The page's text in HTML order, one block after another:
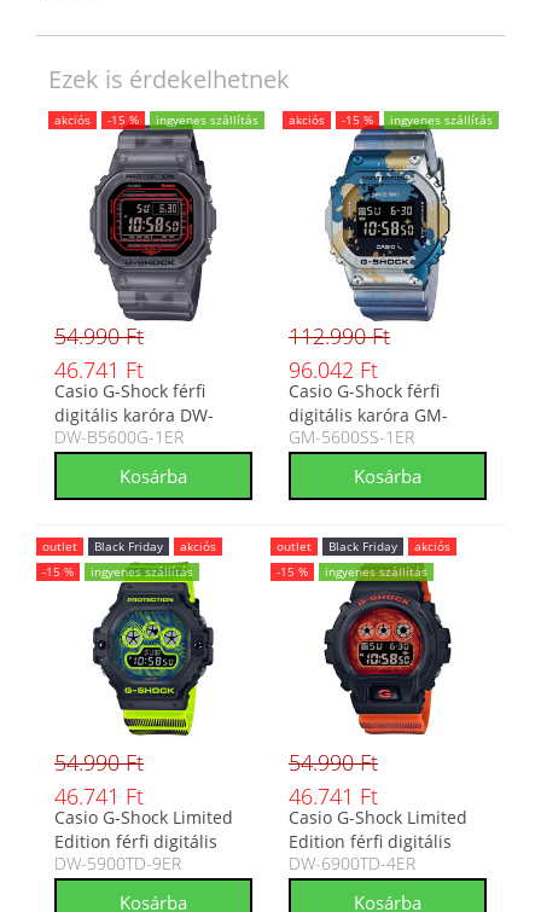
Ezek is érdekelhetnek
akciós -15 % ingyenes szállítás
54.990 Ft
46.741 Ft
Casio G-Shock férfi
digitális karóra DW-
B5600G-1ER
DW-B5600G-1ER
akciós -15 % ingyenes szállítás
112.990 Ft
96.042 Ft
Casio G-Shock férfi
digitális karóra GM-
5600SS-1ER
GM-5600SS-1ER
outlet Black Friday
akciós
-15 %
ingyenes szállítás
54.990 Ft
46.741 Ft
Casio G-Shock Limited
Edition férfi digitális
karóra DW-5900TD-9ER
DW-5900TD-9ER
outlet Black Friday
akciós
-15 %
ingyenes szállítás
54.990 Ft
46.741 Ft
Casio G-Shock Limited
Edition férfi digitális
karóra DW-6900TD-4ER
DW-6900TD-4ER